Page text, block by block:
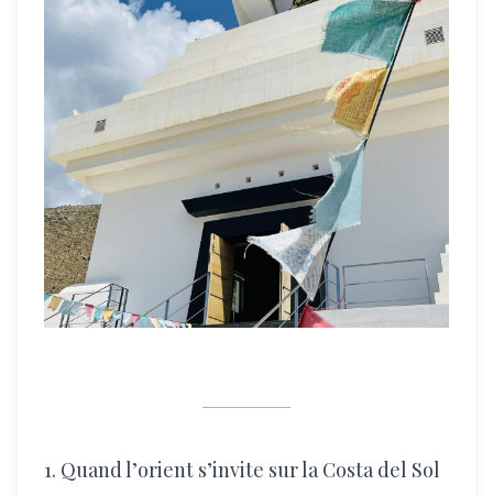
1. Quand l’orient s’invite sur la Costa del Sol